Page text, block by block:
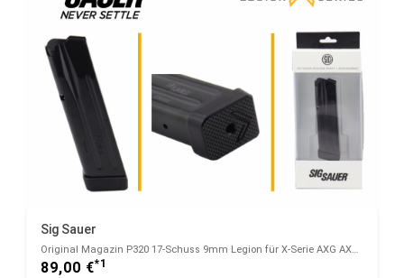
Sig Sauer
Original Magazin P320 17-Schuss 9mm Legion für X-Serie AXG AXG PRO
89,00 €*1